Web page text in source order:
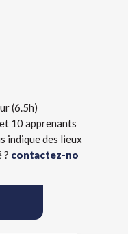
(6.5h)
10 apprenants
indique des lieux
? contactez-no